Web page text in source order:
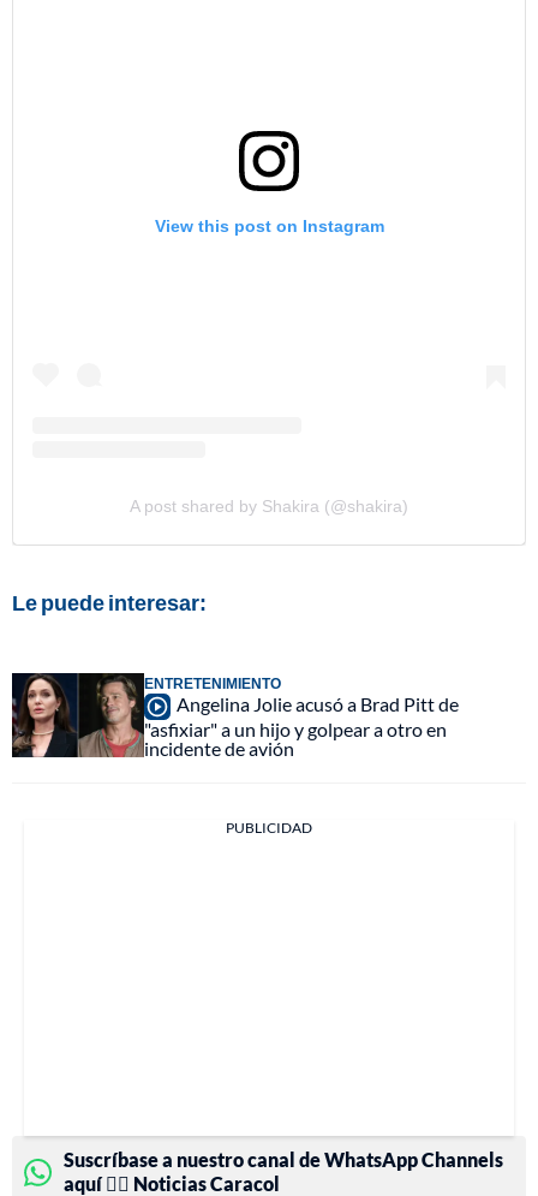
View this post on Instagram
A post shared by Shakira (@shakira)
Le puede interesar:
ENTRETENIMIENTO
Angelina Jolie acusó a Brad Pitt de
"asfixiar" a un hijo y golpear a otro en
incidente de avión
PUBLICIDAD
Suscríbase a nuestro canal de WhatsApp Channels
aquí 👉🏻 Noticias Caracol